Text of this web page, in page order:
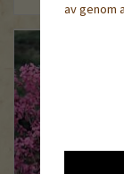
av genom